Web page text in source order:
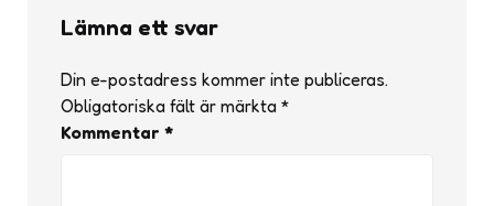
Lämna ett svar
Din e-postadress kommer inte publiceras.
Obligatoriska fält är märkta *
Kommentar *